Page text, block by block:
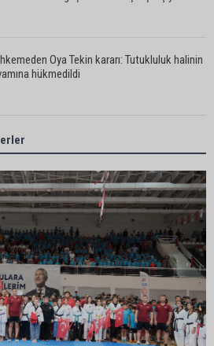
Oya Tekin kararı: Tutukluluk halinin
hükmedildi
taziye evinde silahlı kavga kamerada:
sayıda polis ekibi olay yerine sevk edildi
parktaki OED cihazını çalan şüpheli
fırın ve pastanelere hijyen denetimi